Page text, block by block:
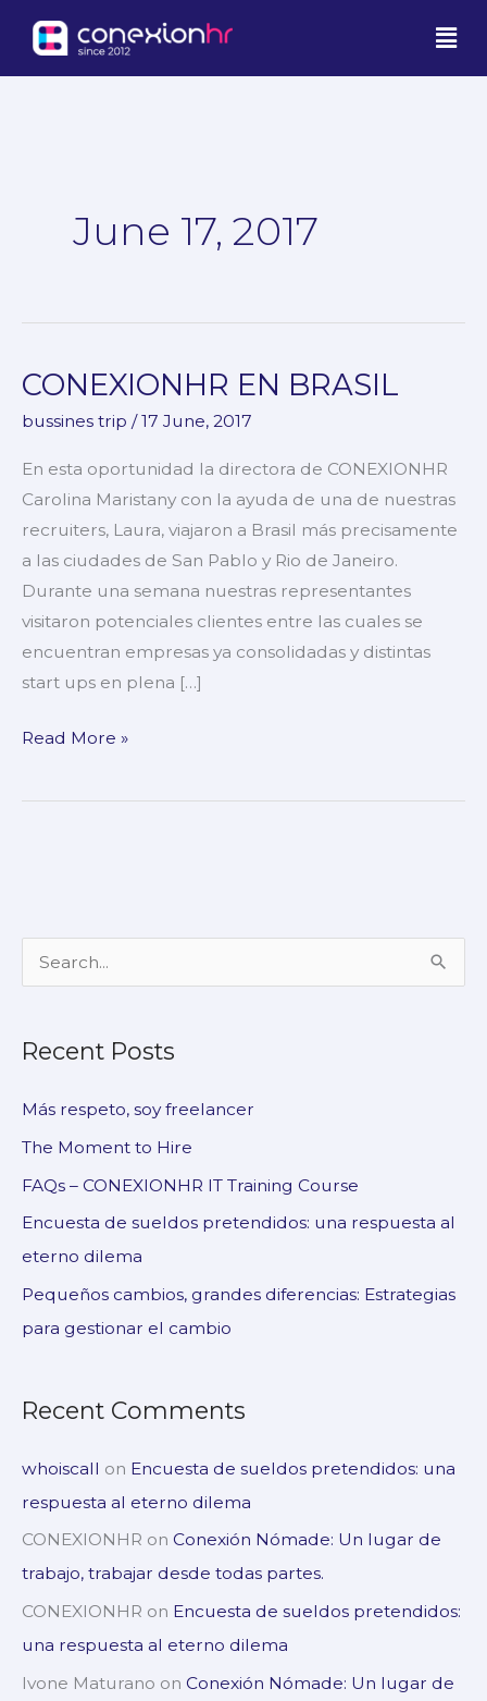
content
June 17, 2017
CONEXIONHR EN BRASIL
bussines trip /17 June, 2017
En esta oportunidad la directora de CONEXIONHR
Carolina Maristany con la ayuda de una de nuestras
recruiters, Laura, viajaron a Brasil más precisamente
a las ciudades de San Pablo y Rio de Janeiro.
Durante una semana nuestras representantes
visitaron potenciales clientes entre las cuales se
encuentran empresas ya consolidadas y distintas
start ups en plena […]
CONEXIONHR
Read More »
c
Recent Posts
Más respeto, soy freelancer
The Moment to Hire
FAQs – CONEXIONHR IT Training Course
Encuesta de sueldos pretendidos: una respuesta al
eterno dilema
Pequeños cambios, grandes diferencias: Estrategias
para gestionar el cambio
Recent Comments
whoiscall on Encuesta de sueldos pretendidos: una
respuesta al eterno dilema
CONEXIONHR on Conexión Nómade: Un lugar de
trabajo, trabajar desde todas partes.
CONEXIONHR on Encuesta de sueldos pretendidos:
una respuesta al eterno dilema
Ivone Maturano on Conexión Nómade: Un lugar de